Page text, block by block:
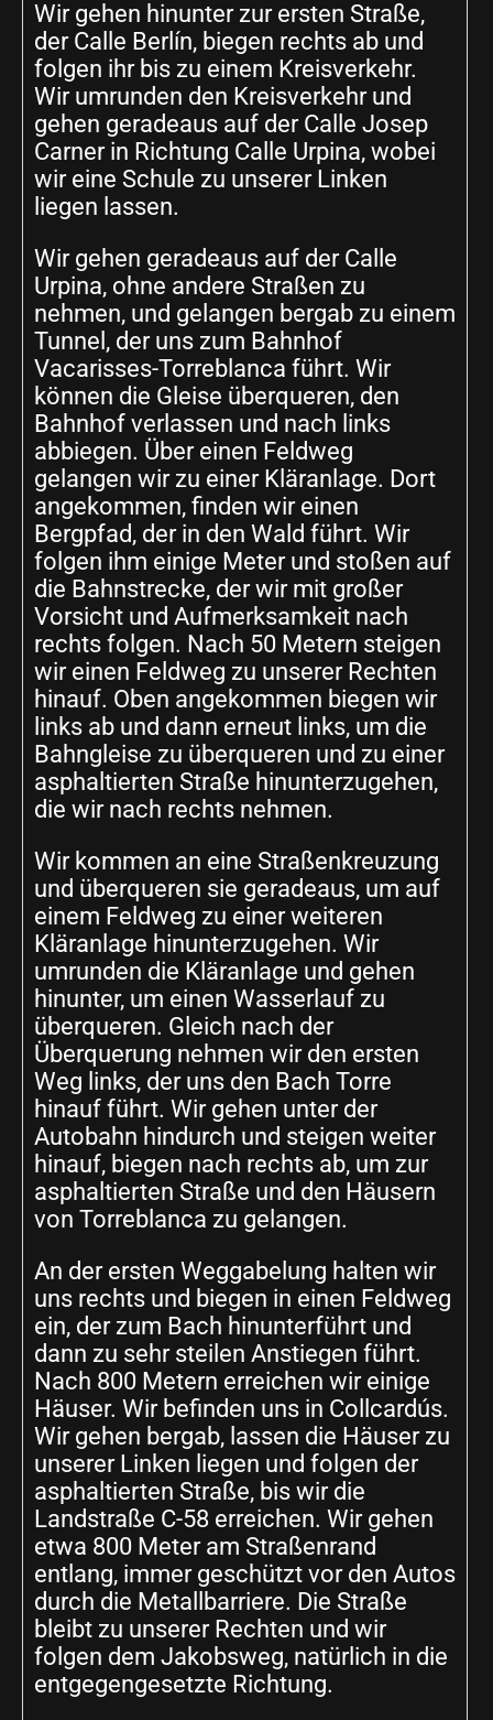
Wir gehen hinunter zur ersten Straße,
der Calle Berlín, biegen rechts ab und
folgen ihr bis zu einem Kreisverkehr.
Wir umrunden den Kreisverkehr und
gehen geradeaus auf der Calle Josep
Carner in Richtung Calle Urpina, wobei
wir eine Schule zu unserer Linken
liegen lassen.
Wir gehen geradeaus auf der Calle
Urpina, ohne andere Straßen zu
nehmen, und gelangen bergab zu einem
Tunnel, der uns zum Bahnhof
Vacarisses-Torreblanca führt. Wir
können die Gleise überqueren, den
Bahnhof verlassen und nach links
abbiegen. Über einen Feldweg
gelangen wir zu einer Kläranlage. Dort
angekommen, finden wir einen
Bergpfad, der in den Wald führt. Wir
folgen ihm einige Meter und stoßen auf
die Bahnstrecke, der wir mit großer
Vorsicht und Aufmerksamkeit nach
rechts folgen. Nach 50 Metern steigen
wir einen Feldweg zu unserer Rechten
hinauf. Oben angekommen biegen wir
links ab und dann erneut links, um die
Bahngleise zu überqueren und zu einer
asphaltierten Straße hinunterzugehen,
die wir nach rechts nehmen.
Wir kommen an eine Straßenkreuzung
und überqueren sie geradeaus, um auf
einem Feldweg zu einer weiteren
Kläranlage hinunterzugehen. Wir
umrunden die Kläranlage und gehen
hinunter, um einen Wasserlauf zu
überqueren. Gleich nach der
Überquerung nehmen wir den ersten
Weg links, der uns den Bach Torre
hinauf führt. Wir gehen unter der
Autobahn hindurch und steigen weiter
hinauf, biegen nach rechts ab, um zur
asphaltierten Straße und den Häusern
von Torreblanca zu gelangen.
An der ersten Weggabelung halten wir
uns rechts und biegen in einen Feldweg
ein, der zum Bach hinunterführt und
dann zu sehr steilen Anstiegen führt.
Nach 800 Metern erreichen wir einige
Häuser. Wir befinden uns in Collcardús.
Wir gehen bergab, lassen die Häuser zu
unserer Linken liegen und folgen der
asphaltierten Straße, bis wir die
Landstraße C-58 erreichen. Wir gehen
etwa 800 Meter am Straßenrand
entlang, immer geschützt vor den Autos
durch die Metallbarriere. Die Straße
bleibt zu unserer Rechten und wir
folgen dem Jakobsweg, natürlich in die
entgegengesetzte Richtung.